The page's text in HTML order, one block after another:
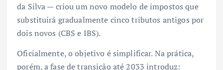
da Silva — criou um novo modelo de impostos que
substituirá gradualmente cinco tributos antigos por
dois novos (CBS e IBS).
Oficialmente, o objetivo é simplificar. Na prática,
porém, a fase de transição até 2033 introduz: